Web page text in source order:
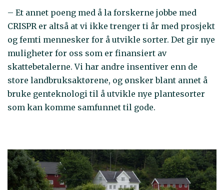
– Et annet poeng med å la forskerne jobbe med
CRISPR er altså at vi ikke trenger ti år med prosjekt
og femti mennesker for å utvikle sorter. Det gir nye
muligheter for oss som er finansiert av
skattebetalerne. Vi har andre insentiver enn de
store landbruksaktørene, og ønsker blant annet å
bruke genteknologi til å utvikle nye plantesorter
som kan komme samfunnet til gode.